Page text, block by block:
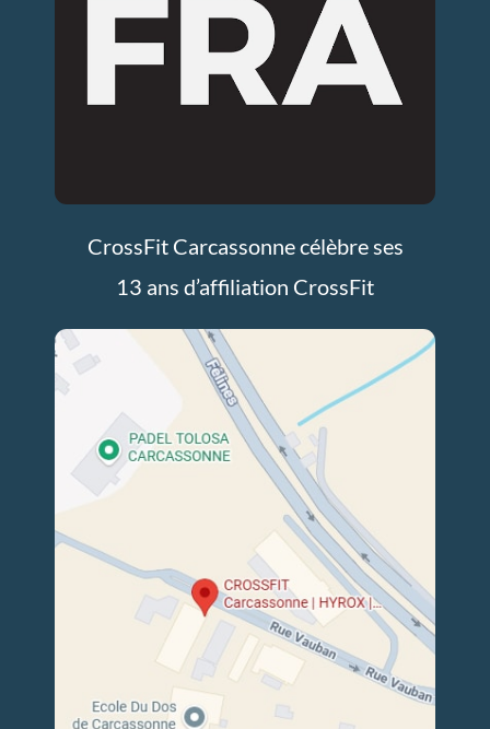
CrossFit Carcassonne célèbre ses
13 ans d’affiliation CrossFit